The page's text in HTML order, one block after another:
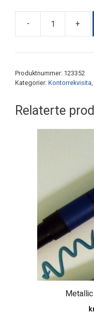
- +
Produktnummer: 123352
Kategorier: Kontorrekvisita,
Relaterte